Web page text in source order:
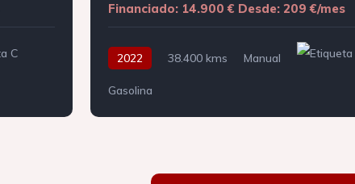
Financiado: 14.900 € Desde: 209 €/mes
2022 38.400 kms Manual
Gasolina